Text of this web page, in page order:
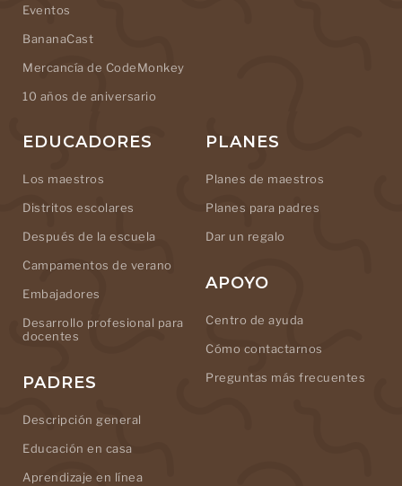
Eventos
BananaCast
Mercancía de CodeMonkey
10 años de aniversario
EDUCADORES
Los maestros
Distritos escolares
Después de la escuela
Campamentos de verano
Embajadores
Desarrollo profesional para
docentes
PADRES
Descripción general
Educación en casa
Aprendizaje en línea
PLANES
Planes de maestros
Planes para padres
Dar un regalo
APOYO
Centro de ayuda
Cómo contactarnos
Preguntas más frecuentes